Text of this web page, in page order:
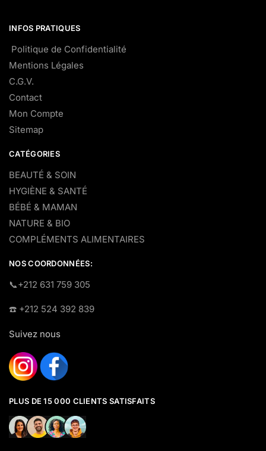
INFOS PRATIQUES
Politique de Confidentialité
Mentions Légales
C.G.V.
Contact
Mon Compte
Sitemap
CATÉGORIES
BEAUTÉ & SOIN
HYGIÈNE & SANTÉ
BÉBÉ & MAMAN
NATURE & BIO
COMPLÉMENTS ALIMENTAIRES
NOS COORDONNÉES:
​📞+212 631 759 305
☎️​ +212 524 392 839
Suivez nous
PLUS DE 15 000 CLIENTS SATISFAITS